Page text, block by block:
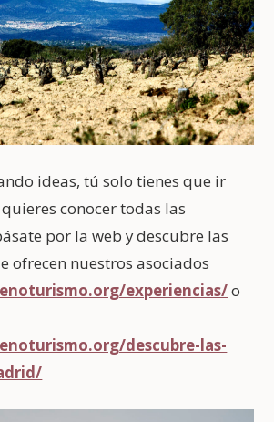
ideas, tú solo tienes que ir
conocer todas las
por la web y descubre las
ofrecen nuestros asociados
experiencias/o
descubre-las-